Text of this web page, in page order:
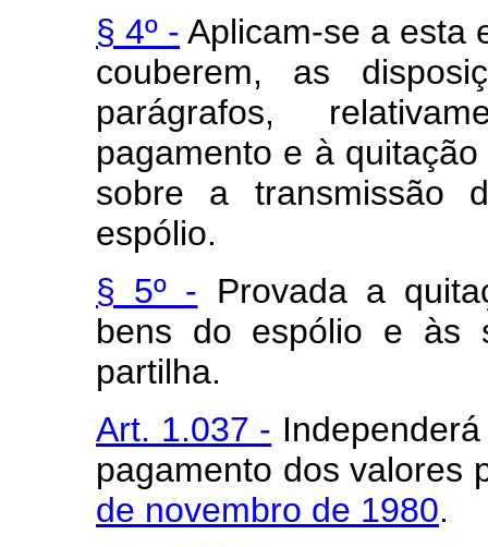
§ 4º - Aplicam-se a esta
couberem, as
parágrafos,
pagamento e à
sobre a transmissão
espólio.
§ 5º - Provada a
bens do espólio e às
partilha.
Art. 1.037 -
pagamento dos valores
de novembro de 1980.